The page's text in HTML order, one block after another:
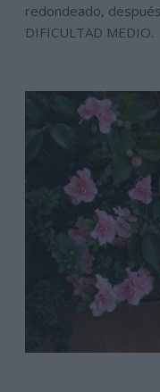
redondeado,
DIFICULTAD MEDIO.